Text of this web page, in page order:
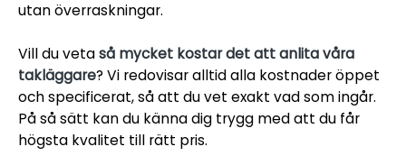
utan överraskningar.
Vill du vetaså mycket kostar det att anlita våra
takläggare? Vi redovisar alltid alla kostnader öppet
och specificerat, så att du vet exakt vad som ingår.
På så sätt kan du känna dig trygg med att du får
högsta kvalitet till rätt pris.